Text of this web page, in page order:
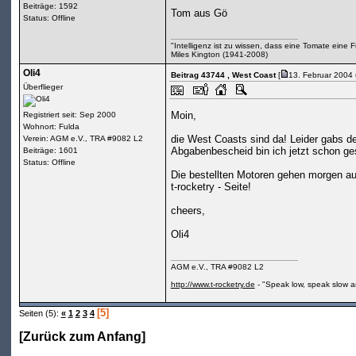
Beiträge: 1592
Status: Offline
Tom aus Gö
"Intelligenz ist zu wissen, dass eine Tomate eine
Miles Kington (1941-2008)
Oli4
Überflieger
Registriert seit: Sep 2000
Wohnort: Fulda
Verein: AGM e.V., TRA #9082 L2
Beiträge: 1601
Status: Offline
Beitrag 43744 , West Coast[ 13. Februar 2004
Moin,
die West Coasts sind da! Leider gabs
Abgabenbescheid bin ich jetzt schon
Die bestellten Motoren gehen morgen
t-rocketry - Seite!
cheers,
Oli4
AGM e.V., TRA #9082 L2
http://www.t-rocketry.de - "Speak low, speak slow
Seiten (5): « 1 2 3 4 [5]
[Zurück zum Anfang]